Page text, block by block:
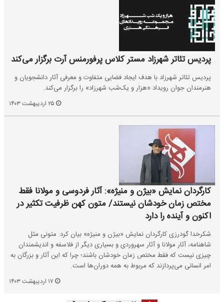
پردیس تئاتر شهرزاد مستر کلاس پرفورمنس آرت برگزار می‌کند
پردیس تئاتر شهرزاد با هدف ایجاد فضایی متفاوت و معرفی آثار دانشجویان و
هنرمندان جوان رویداد «هزار و یک‌شب شهرزاد» را برگزار می‌کند.
کارگردان نمایش «بیژن و منیژه»: آثار فردوسی و مولانا فقط
مختص زمان خودشان نیستند/ متون کهن ظرفیت تکثیر در
اکنون و آینده را دارد
شکرخدا گودرزی کارگردان نمایش «بیژن و منیژه» بیان کرد: متونی مثل
شاهنامه، آثار مولانا و آثار سهروردی و بسیاری دیگر از فلاسفه و اندیشمندان
چیزی نیست که فقط مختص زمان خودشان باشند؛ چرا که این آثار و بزرگان به
امر انسانی می‌پردازند که مربوط به همه دوران‌ها است.